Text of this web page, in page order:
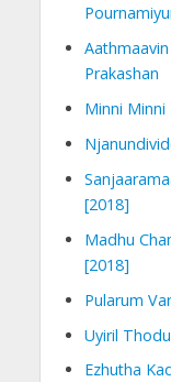
Prakashan
Minni Minni
[2018]
Madhu
[2018]
Pularum
Uyiril
Ezhutha